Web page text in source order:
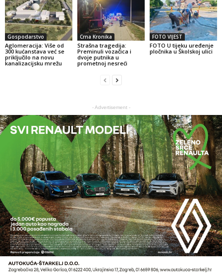
Gospodarstvo
Aglomeracija: Više od
300 kućanstava već se
priključilo na novu
kanalizacijsku mrežu
Crna Kronika
Strašna tragedija:
Preminuli vozačica i
dvoje putnika u
prometnoj nesreći
FOTO VIJEST
FOTO U tijeku uređenje
pločnika u Školskoj ulici
- Advertisement -